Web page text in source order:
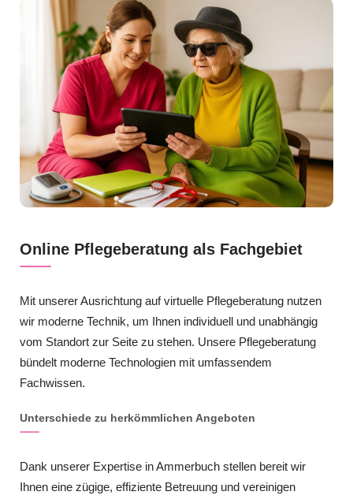
Online Pflegeberatung als Fachgebiet
Mit unserer Ausrichtung auf virtuelle Pflegeberatung nutzen
wir moderne Technik, um Ihnen individuell und unabhängig
vom Standort zur Seite zu stehen. Unsere Pflegeberatung
bündelt moderne Technologien mit umfassendem
Fachwissen.
Unterschiede zu herkömmlichen Angeboten
Dank unserer Expertise in Ammerbuch stellen bereit wir
Ihnen eine zügige, effiziente Betreuung und vereinigen